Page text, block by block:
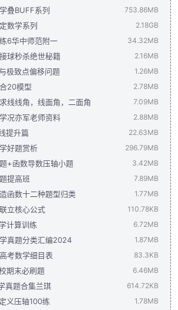
解析版）.pdf 5.68MB
学生版）.pdf 2.94MB
三角恒等变换与解三角形（解析版）1.pdf
三角恒等变换与解三角形（学生版）.pdf
题归类（解析版）.pdf 694.69KB
题归类（学生版）.pdf 460.58KB
（解析版）(2).pdf 30.91MB
（学生版）(1).pdf 1.67MB
解析版）(1).pdf 4.59MB
学生版）(1).pdf 633.57KB
学生版.pdf 1.85MB
培优讲义1-函数对称性周期性.pdf 1.73MB
培优讲义2-指对同构（朗博同构）.pdf 2.11MB
培优讲义3-原函数与导函数混合还原问题.pdf
培优讲义4-切线与公切线.pdf 1.26MB
培优讲义5-抽象函数赋值与构造.pdf 1.23MB
培优讲义6-比大小问题.pdf 1.48MB
培优讲义7-嵌套（复合）函数问题综合.pdf
培优讲义8---导数非压轴大题专练.pdf 1.56MB
培优讲义9---弦中点与第三定义（点差法）.pdf
培优讲义10---平移齐次化解决圆锥曲线中斜率和
培优讲义11---焦点弦和焦半径公式在高考中的应
培优讲义12---椭圆与双曲线离心率相关问题.pdf
培优讲义13---韦达化处理以及非对称韦达.pdf
培优讲义14---阿基米德三角形与焦点三角形内切
培优讲义15---几何法求二面角，线面角.pdf
培优讲义16---立体几何中的体积，表面积范围与
培优讲义17---立体几何中的平行，垂直通关训练
培优讲义18---立体几何体中的截面问题.pdf
培优讲义19---外接球与内切球，棱切球.pdf
培优讲义20---立体几何压轴动态问题：角度，体
叠BUFF系列 753.86MB
学叠Buff 14天争夺30分-34.pdf 67.23MB
学叠Buff 14天争夺50分-34.pdf 62.96MB
学叠Buff 14天争夺70分-50.pdf 98.4MB
学叠Buff 14天争夺90分-50.pdf 111.24MB
学叠Buff 14天争夺110分-58.pdf 112.09MB
学叠Buff 14天争夺130分-82.pdf 152.63MB
学叠Buff 14天争夺150分-82.pdf 149.31MB
数学系列 2.18GB
154.pdf 265.37MB
计数原理 170.pdf 383.66MB
152.pdf 302.15MB
279.62MB
空间向量 170.pdf 311.52MB
平面向量 170.pdf 354.24MB
式 170.pdf 330.68MB
6华中师范附一 34.32MB
校系列6（湖北省华中师范大学第一附属中学真题
校系列6（湖北省华中师范大学第一附属中学真题
球秒杀绝世秘籍 2.16MB
秒杀绝世秘籍_解析版(4).pdf 1.26MB
秒杀绝世秘籍_学生版(4).pdf 918.48KB
极致点偏移问题 1.26MB
值点偏移问题 解析版(4).pdf 975.91KB
值点偏移问题 学生版(4).pdf 316.25KB
20模型 2.78MB
模型-教师版(3).pdf 1.7MB
模型-学生版(3).pdf 1.07MB
线线角，线面角，二面角 7.09MB
线角，线面角，二面角的10类题型（教师版）.pdf
线角，线面角，二面角的10类题型（学生版）.pdf
况亦军老师资料 2.88MB
海中学况亦军老师的150道题(1).pdf 2.88MB
提升篇 22.63MB
升篇（教师版）.pdf 15.9MB
升篇（学生版）.pdf 6.73MB
好题赏析 296.79MB
拟题好题赏析.pdf 296.79MB
+函数导数压轴小题 3.42MB
轴小题归类（解析版）.pdf 1.44MB
轴小题归类（学生版）.pdf 714.27KB
轴小题（解析版）(1).pdf 893.44KB
轴小题（学生版）(1).pdf 419.33KB
提高班 7.89MB
高班教师版.pdf 5.56MB
高班学生版.pdf 2.33MB
函数十二种题型归类 1.77MB
数十二种题型归类（解析版）.pdf 1.05MB
数十二种题型归类（学生版）.pdf 735.68KB
立核心公式 110.78KB
核心公式.pdf 110.78KB
计算训练 6.72MB
算训练.pdf 2.89MB
带解析.pdf 3.83MB
真题分类汇编2024 1.87MB
卷真题分类汇编解析.pdf 1.87MB
考数学细目表 83.3KB
年近三年高考数学考点明细表.pdf 83.3KB
期末必刷题 6.46MB
试期末甄选必刷题（高二数学下解析版）.pdf
试期末甄选必刷题（高二数学下题目版）.pdf
真题合集兰琪 614.72KB
数学试题合集（兰琦）(1).pdf 614.72KB
义压轴100练 1.78MB